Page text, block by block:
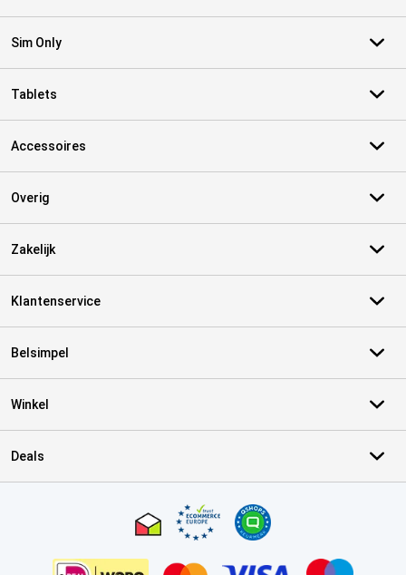
Sim Only
Tablets
Accessoires
Overig
Zakelijk
Klantenservice
Belsimpel
Winkel
Deals